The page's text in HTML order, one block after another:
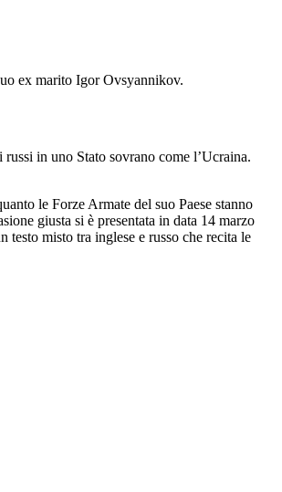
ex marito Igor Ovsyannikov.
in uno Stato sovrano come l’Ucraina.
le Forze Armate del suo Paese stanno
giusta si è presentata in data 14 marzo
misto tra inglese e russo che recita le